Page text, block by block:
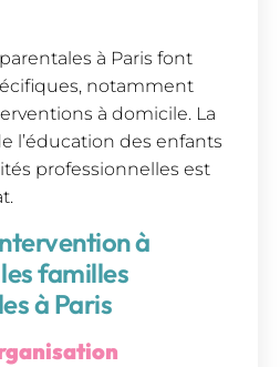
à Paris font
notamment
à domicile. La
l’éducation des enfants
professionnelles est
à
familles
à Paris